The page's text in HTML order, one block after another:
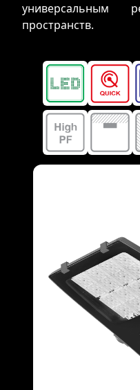
пространств.